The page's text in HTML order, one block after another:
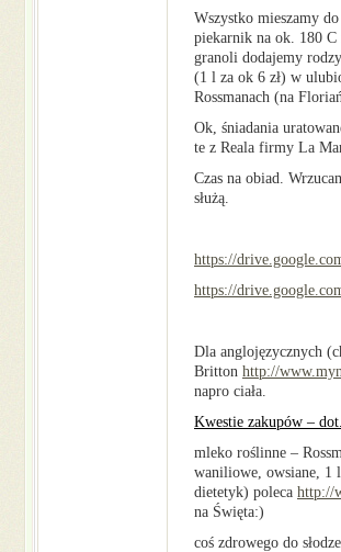
Wszystko mieszamy
piekarnik na ok. 180 C
granoli dodajemy
(1 l za ok 6 zł) w
Rossmanach (na
Ok, śniadania
te z Reala firmy La
Czas na obiad.
służą.
https://
https://
Dla anglojęzycznych
Britton http://
napro ciała.
Kwestie zakupów –
mleko roślinne –
waniliowe, owsiane, 1
dietetyk) poleca http://
na Święta:)
coś zdrowego do